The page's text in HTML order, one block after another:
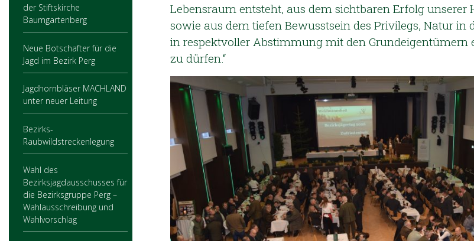
der Stiftskirche
Baumgartenberg
Neue Botschafter für die
Jagd im Bezirk Perg
Jagdhornbläser MACHLAND
unter neuer Leitung
Bezirks-
Raubwildstreckenlegung
Wahl des
Bezirksjagdausschusses für
die Bezirksgruppe Perg –
Wahlausschreibung und
Wahlvorschlag
Lebensraum entsteht, aus dem sichtbaren Erfolg unserer
sowie aus dem tiefen Bewusstsein des Privilegs, Natur in
in respektvoller Abstimmung mit den Grundeigentümern
zu dürfen.“